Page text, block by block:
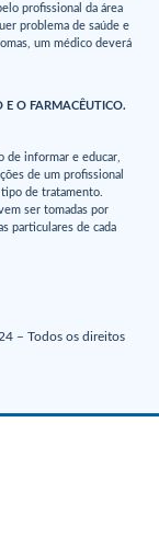
profissional da área
problema de saúde e
um médico deverá
E O FARMACÊUTICO.
de informar e educar,
de um profissional
de tratamento.
ser tomadas por
particulares de cada
– Todos os direitos